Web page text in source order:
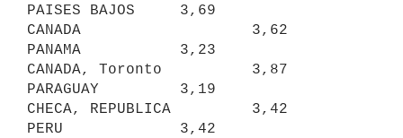
PAISES BAJOS     3,69
CANADA                   3,62
PANAMA           3,23
CANADA, Toronto          3,87
PARAGUAY         3,19
CHECA, REPUBLICA         3,42
PERU             3,42